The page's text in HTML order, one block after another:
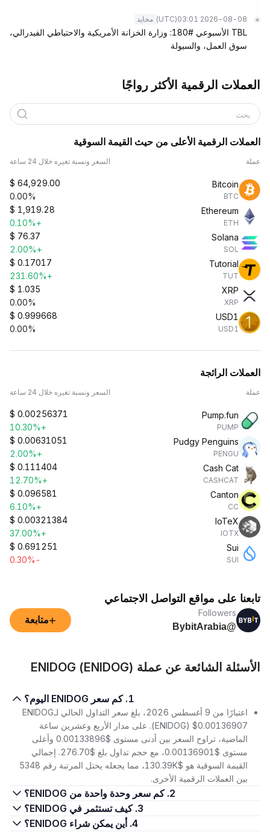
2026-08-08 03:01
(UTC) محايد
TBL الأسبوعي #180: وزارة الخزانة الأمريكية والاحتياطي الفيدرالي،
سوق العمل، والسيولة
العملات الرقمية الأكثر رواجًا
بحث
العملات الرقمية الأعلى من حيث القيمة السوقية
عملة السعر ونسبة تغيره خلال 24 ساعة
Bitcoin
BTC
$ 64,929.00
0.00%
Ethereum
ETH
$ 1,919.28
+0.10%
Solana
SOL
$ 76.37
+2.00%
Tutorial
TUT
$ 0.17017
+231.60%
XRP
XRP
$ 1.035
0.00%
USD1
USD1
$ 0.999668
0.00%
العملات الرائجة
عملة السعر ونسبة تغيره خلال 24 ساعة
Pump.fun
PUMP
$ 0.00256371
+10.30%
Pudgy Penguins
PENGU
$ 0.00631051
+2.00%
Cash Cat
CASHCAT
$ 0.111404
+12.70%
Canton
CC
$ 0.096581
+6.10%
IoTeX
IOTX
$ 0.00321384
+37.00%
Sui
SUI
$ 0.691251
-0.30%
تابعنا على مواقع التواصل الاجتماعي
Followers
@BybitArabia
+متابعة
الأسئلة الشائعة عن عملة ENIDOG (ENIDOG)
1. كم سعر ENIDOG اليوم؟
اعتبارًا من 9 أغسطس 2026، بلغ سعر التداول الحالي لـENIDOG
(ENIDOG) $0.00136907. على مدار الأربع وعشرين ساعة
الماضية، تراوح السعر بين أدنى مستوى $0.00133896 وأعلى
مستوى $0.00136901، مع حجم تداول بلغ $276.70. إجمالي
القيمة السوقية هو $130.39K، مما يجعله يحتل المرتبة رقم 5348
بين العملات الرقمية الأخرى.
2. كم سعر وحدة واحدة من ENIDOG؟
3. كيف تستثمر في ENIDOG؟
4. أين يمكن شراء ENIDOG؟